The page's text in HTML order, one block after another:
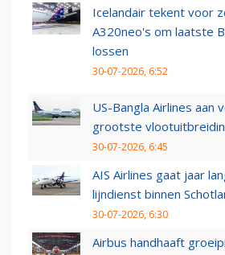
Icelandair tekent voor
A320neo's om laatste
lossen
30-07-2026, 6:52
US-Bangla Airlines aan
grootste
30-07-2026, 6:45
AIS Airlines gaat jaar
lijndienst binnen
30-07-2026, 6:30
Airbus handhaaft